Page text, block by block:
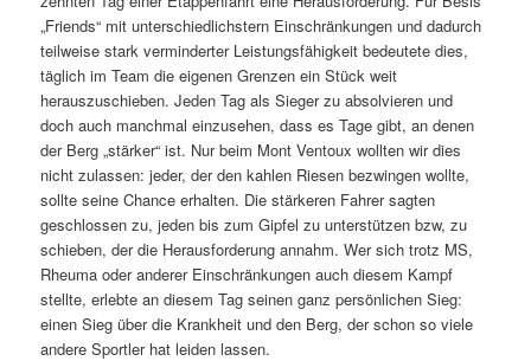
„Friends“ mit unterschiedlichstern Einschränkungen und dadurch
teilweise stark verminderter Leistungsfähigkeit bedeutete dies,
täglich im Team die eigenen Grenzen ein Stück weit
herauszuschieben. Jeden Tag als Sieger zu absolvieren und
doch auch manchmal einzusehen, dass es Tage gibt, an denen
der Berg „stärker“ ist. Nur beim Mont Ventoux wollten wir dies
nicht zulassen: jeder, der den kahlen Riesen bezwingen wollte,
sollte seine Chance erhalten. Die stärkeren Fahrer sagten
geschlossen zu, jeden bis zum Gipfel zu unterstützen bzw, zu
schieben, der die Herausforderung annahm. Wer sich trotz MS,
Rheuma oder anderer Einschränkungen auch diesem Kampf
stellte, erlebte an diesem Tag seinen ganz persönlichen Sieg:
einen Sieg über die Krankheit und den Berg, der schon so viele
andere Sportler hat leiden lassen.